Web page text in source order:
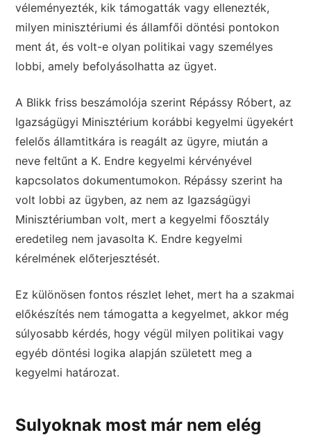
véleményezték, kik támogatták vagy ellenezték,
milyen minisztériumi és államfői döntési pontokon
ment át, és volt-e olyan politikai vagy személyes
lobbi, amely befolyásolhatta az ügyet.
A Blikk friss beszámolója szerint Répássy Róbert, az
Igazságügyi Minisztérium korábbi kegyelmi ügyekért
felelős államtitkára is reagált az ügyre, miután a
neve feltűnt a K. Endre kegyelmi kérvényével
kapcsolatos dokumentumokon. Répássy szerint ha
volt lobbi az ügyben, az nem az Igazságügyi
Minisztériumban volt, mert a kegyelmi főosztály
eredetileg nem javasolta K. Endre kegyelmi
kérelmének előterjesztését.
Ez különösen fontos részlet lehet, mert ha a szakmai
előkészítés nem támogatta a kegyelmet, akkor még
súlyosabb kérdés, hogy végül milyen politikai vagy
egyéb döntési logika alapján született meg a
kegyelmi határozat.
Sulyoknak most már nem elég